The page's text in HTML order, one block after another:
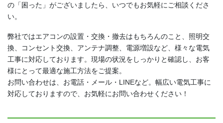
の「困った」がございましたら、いつでもお気軽にご相談くださ
い。
弊社ではエアコンの設置・交換・撤去はもちろんのこと、照明交
換、コンセント交換、アンテナ調整、電源増設など、様々な電気
工事に対応しております。現場の状況をしっかりと確認し、お客
様にとって最適な施工方法をご提案。
お問い合わせは、お電話・メール・LINEなど。幅広い電気工事に
対応しておりますので、お気軽にお問い合わせください！